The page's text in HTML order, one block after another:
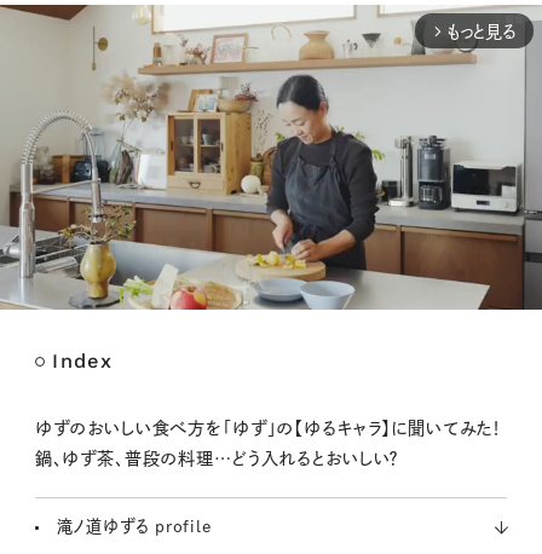
arrow_forward_ios もっと見る
t
Index
ゆずのおいしい食べ方を「ゆず」の【ゆるキャラ】に聞いてみた！
鍋、ゆず茶、普段の料理…どう入れるとおいしい？
滝ノ道ゆずる profile